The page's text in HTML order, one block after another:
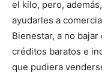
el kilo, pero,
ayudarles a
Bienestar, a no
créditos baratos e
que pudiera